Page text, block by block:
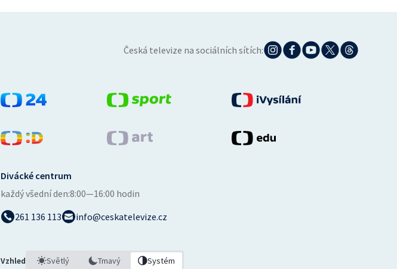
Česká televize na sociálních sítích:
Divácké centrum
každý všední den:8:00—16:00 hodin
261 136 113
info@ceskatelevize.cz
Vzhled Světlý Tmavý Systém